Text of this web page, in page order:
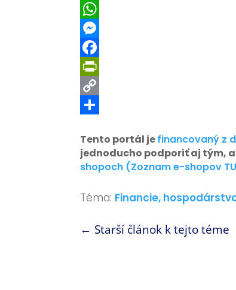
Telegram
WhatsApp
Messenger
Facebook
PrintFriendly
Copy
Tento portál jefinancovaný z
jednoducho podporiť aj tým,
shopoch (Zoznam e-shopov
Téma: Financie,
← Starší článok k tejto téme